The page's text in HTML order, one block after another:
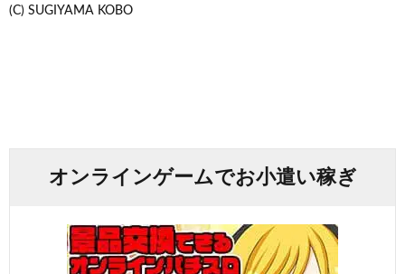
(C) SUGIYAMA KOBO
オンラインゲームでお小遣い稼ぎ